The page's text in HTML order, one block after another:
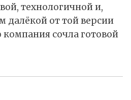
технологичной и,
далёкой от той версии
сочла готовой